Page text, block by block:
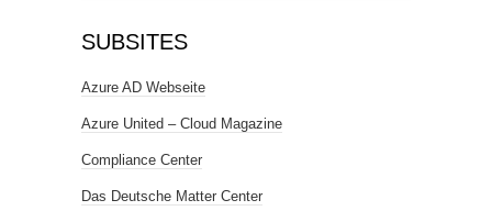
SUBSITES
Azure AD Webseite
Azure United – Cloud Magazine
Compliance Center
Das Deutsche Matter Center